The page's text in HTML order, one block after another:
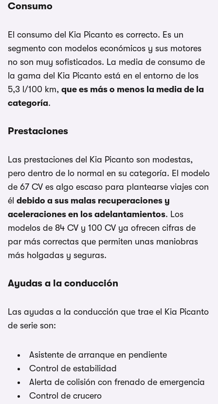
Consumo
El consumo del Kia Picanto es correcto. Es un
segmento con modelos económicos y sus motores
no son muy sofisticados. La media de consumo de
la gama del Kia Picanto está en el entorno de los
5,3 l/100 km, que es más o menos la media de la
categoría.
Prestaciones
Las prestaciones del Kia Picanto son modestas,
pero dentro de lo normal en su categoría. El modelo
de 67 CV es algo escaso para plantearse viajes con
él debido a sus malas recuperaciones y
aceleraciones en los adelantamientos. Los
modelos de 84 CV y 100 CV ya ofrecen cifras de
par más correctas que permiten unas maniobras
más holgadas y seguras.
Ayudas a la conducción
Las ayudas a la conducción que trae el Kia Picanto
de serie son:
Asistente de arranque en pendiente
Control de estabilidad
Alerta de colisión con frenado de emergencia
Control de crucero